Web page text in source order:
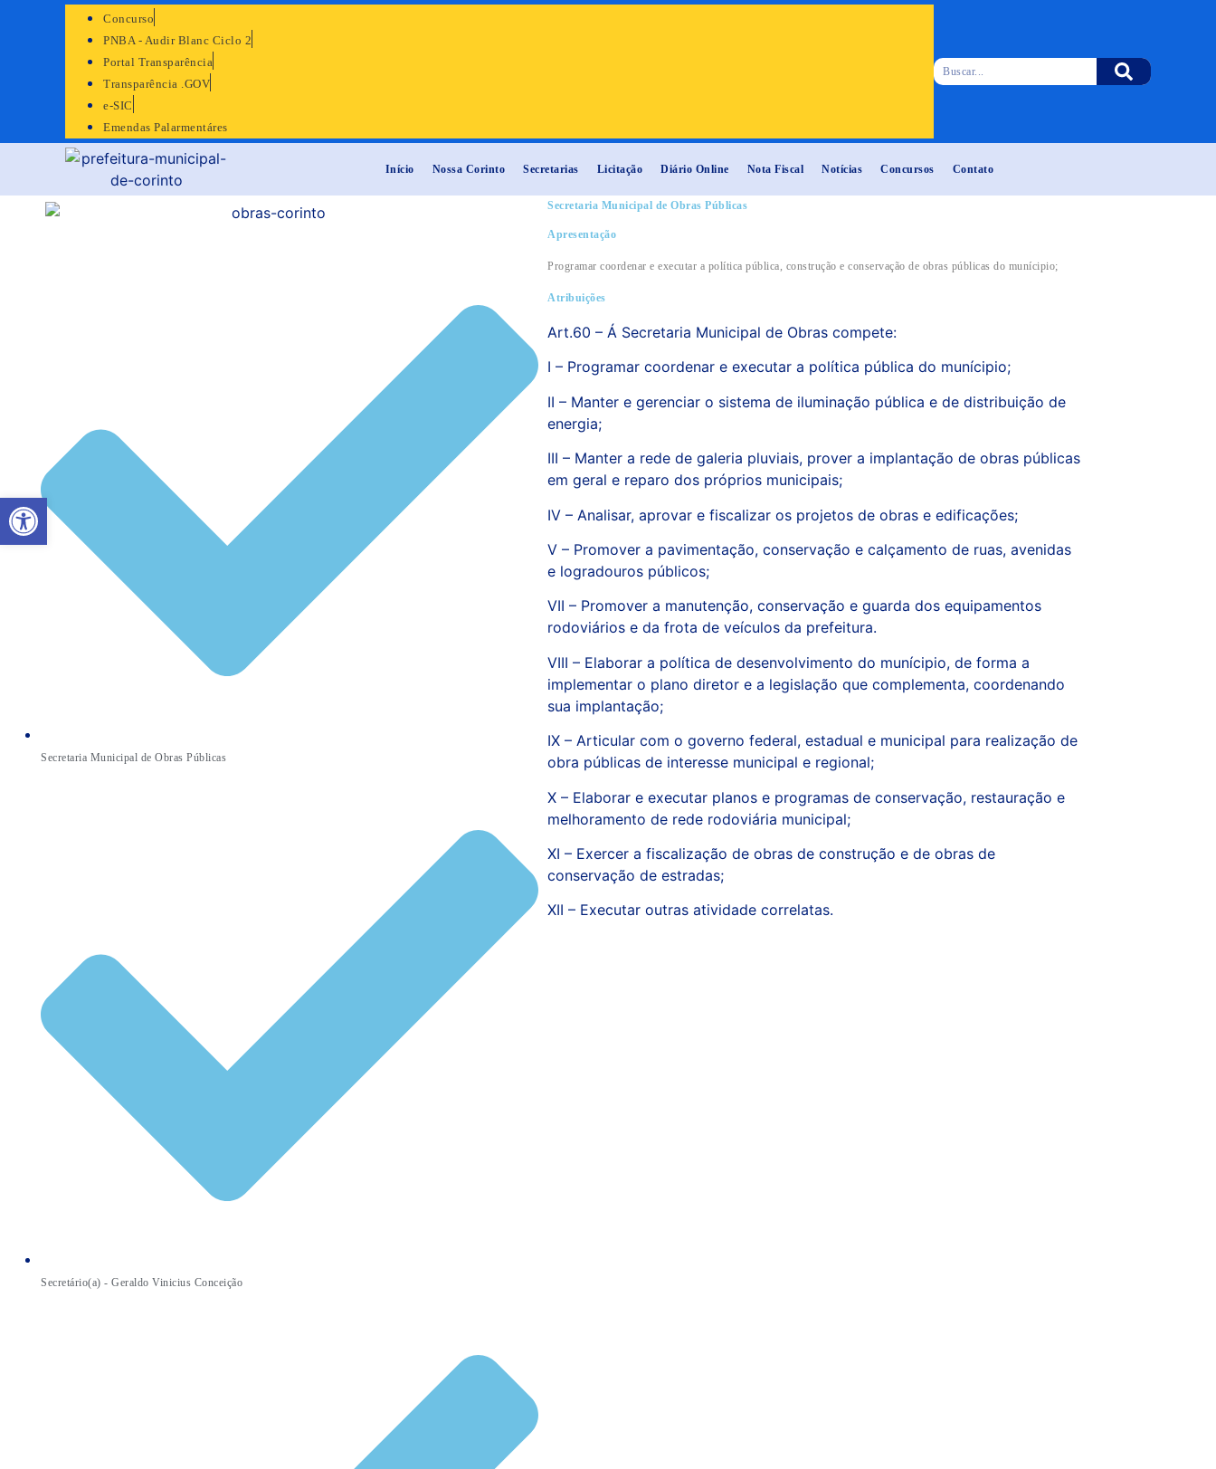
Concurso
PNBA - Audir Blanc Ciclo 2
Portal Transparência
Transparência .GOV
e-SIC
Emendas Palarmentáres
Início Nossa Corinto Secretarias Licitação Diário Online Nota Fiscal Notícias Concursos Contato
Secretaria Municipal de Obras Públicas
Secretário(a) - Geraldo Vinicius Conceição
Secretaria Municipal de Obras Públicas
Apresentação
Programar coordenar e executar a política pública, construção e conservação de obras públicas do munícipio;
Atribuições
Art.60 – Á Secretaria Municipal de Obras compete:
I – Programar coordenar e executar a política pública do munícipio;
II – Manter e gerenciar o sistema de iluminação pública e de distribuição de
energia;
III – Manter a rede de galeria pluviais, prover a implantação de obras públicas
em geral e reparo dos próprios municipais;
IV – Analisar, aprovar e fiscalizar os projetos de obras e edificações;
V – Promover a pavimentação, conservação e calçamento de ruas, avenidas
e logradouros públicos;
VII – Promover a manutenção, conservação e guarda dos equipamentos
rodoviários e da frota de veículos da prefeitura.
VIII – Elaborar a política de desenvolvimento do munícipio, de forma a
implementar o plano diretor e a legislação que complementa, coordenando
sua implantação;
IX – Articular com o governo federal, estadual e municipal para realização de
obra públicas de interesse municipal e regional;
X – Elaborar e executar planos e programas de conservação, restauração e
melhoramento de rede rodoviária municipal;
XI – Exercer a fiscalização de obras de construção e de obras de
conservação de estradas;
XII – Executar outras atividade correlatas.
Abrir a barra de ferramentas